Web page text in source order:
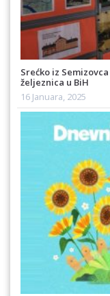
Srećko iz
željeznica u BiH
16 Januara, 2025